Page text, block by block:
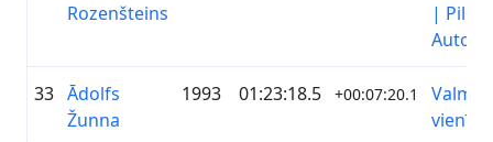
Rozenšteins
| Pilna
Auto
33 Ādolfs
Žunna
1993 01:23:18.5 +00:07:20.1
vienība